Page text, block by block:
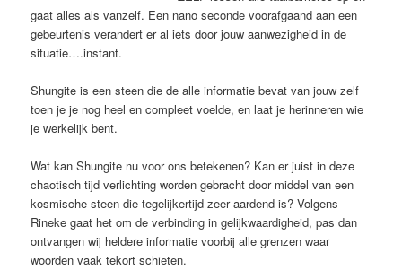
gaat alles als vanzelf. Een nano seconde voorafgaand aan een
gebeurtenis verandert er al iets door jouw aanwezigheid in de
situatie….instant.
Shungite is een steen die de alle informatie bevat van jouw zelf
toen je je nog heel en compleet voelde, en laat je herinneren wie
je werkelijk bent.
Wat kan Shungite nu voor ons betekenen? Kan er juist in deze
chaotisch tijd verlichting worden gebracht door middel van een
kosmische steen die tegelijkertijd zeer aardend is? Volgens
Rineke gaat het om de verbinding in gelijkwaardigheid, pas dan
ontvangen wij heldere informatie voorbij alle grenzen waar
woorden vaak tekort schieten.